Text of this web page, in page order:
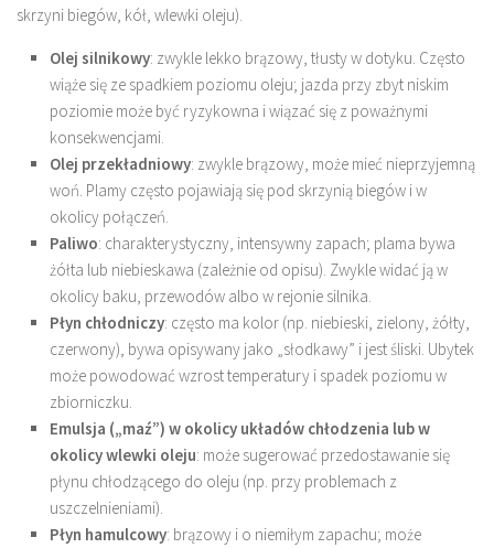
skrzyni biegów, kół, wlewki oleju).
Olej silnikowy: zwykle lekko brązowy, tłusty w dotyku. Często
wiąże się ze spadkiem poziomu oleju; jazda przy zbyt niskim
poziomie może być ryzykowna i wiązać się z poważnymi
konsekwencjami.
Olej przekładniowy: zwykle brązowy, może mieć nieprzyjemną
woń. Plamy często pojawiają się pod skrzynią biegów i w
okolicy połączeń.
Paliwo: charakterystyczny, intensywny zapach; plama bywa
żółta lub niebieskawa (zależnie od opisu). Zwykle widać ją w
okolicy baku, przewodów albo w rejonie silnika.
Płyn chłodniczy: często ma kolor (np. niebieski, zielony, żółty,
czerwony), bywa opisywany jako „słodkawy” i jest śliski. Ubytek
może powodować wzrost temperatury i spadek poziomu w
zbiorniczku.
Emulsja („maź”) w okolicy układów chłodzenia lub w
okolicy wlewki oleju: może sugerować przedostawanie się
płynu chłodzącego do oleju (np. przy problemach z
uszczelnieniami).
Płyn hamulcowy: brązowy i o niemiłym zapachu; może